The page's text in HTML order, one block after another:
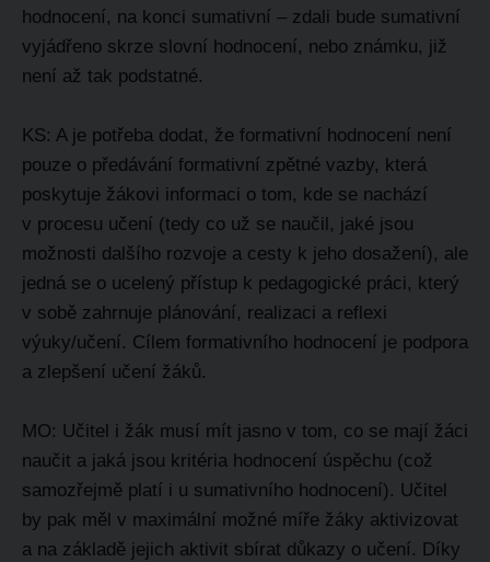
hodnocení, na konci sumativní – zdali bude sumativní
vyjádřeno skrze slovní hodnocení, nebo známku, již
není až tak podstatné.
KS: A je potřeba dodat, že formativní hodnocení není
pouze o předávání formativní zpětné vazby, která
poskytuje žákovi informaci o tom, kde se nachází
v procesu učení (tedy co už se naučil, jaké jsou
možnosti dalšího rozvoje a cesty k jeho dosažení), ale
jedná se o ucelený přístup k pedagogické práci, který
v sobě zahrnuje plánování, realizaci a reflexi
výuky/učení. Cílem formativního hodnocení je podpora
a zlepšení učení žáků.
MO: Učitel i žák musí mít jasno v tom, co se mají žáci
naučit a jaká jsou kritéria hodnocení úspěchu (což
samozřejmě platí i u sumativního hodnocení). Učitel
by pak měl v maximální možné míře žáky aktivizovat
a na základě jejich aktivit sbírat důkazy o učení. Díky